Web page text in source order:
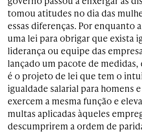
tomou atitudes no dia das
essas diferenças. Por enquanto
uma lei para obrigar que exista
liderança ou equipe das
lançado um pacote de medidas,
é o projeto de lei que tem o
igualdade salarial para homens
exercem a mesma função e
multas aplicadas àqueles
descumprirem a ordem de